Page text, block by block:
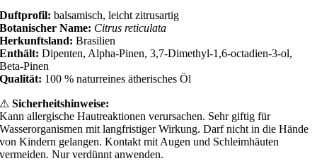
Duftprofil: balsamisch, leicht zitrusartig
Botanischer Name: Citrus reticulata
Herkunftsland: Brasilien
Enthält: Dipenten, Alpha-Pinen, 3,7-Dimethyl-1,6-octadien-3-ol,
Beta-Pinen
Qualität: 100 % naturreines ätherisches Öl
⚠Sicherheitshinweise:
Kann allergische Hautreaktionen verursachen. Sehr giftig für
Wasserorganismen mit langfristiger Wirkung. Darf nicht in die Hände
von Kindern gelangen. Kontakt mit Augen und Schleimhäuten
vermeiden. Nur verdünnt anwenden.